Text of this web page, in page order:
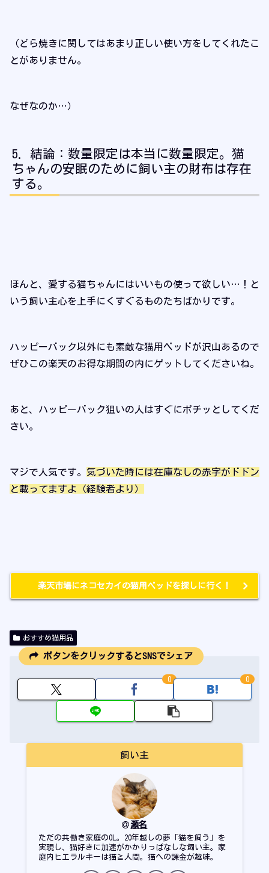
（どら焼きに関してはあまり正しい使い方をしてくれたこ
とがありません。
なぜなのか…）
結論：数量限定は本当に数量限定。猫
ちゃんの安眠のために飼い主の財布は存在
する。
ほんと、愛する猫ちゃんにはいいもの使って欲しい…！と
いう飼い主心を上手にくすぐるものたちばかりです。
ハッピーバック以外にも素敵な猫用ベッドが沢山あるので
ぜひこの楽天のお得な期間の内にゲットしてくださいね。
あと、ハッピーバック狙いの人はすぐにポチッとしてくだ
さい。
マジで人気です。 気づいた時には在庫なしの赤字がドドン
と載ってますよ（経験者より）
楽天市場にネコセカイの猫用ベッドを探しに行く！
おすすめ猫用品
ボタンをクリックするとSNSでシェア
0 0
飼い主
瀬名
ただの共働き家庭のOL。20年越しの夢「猫を飼う」を
実現し、猫好きに加速がかかりっぱなしな飼い主。家
庭内ヒエラルキーは猫≧人間。猫への課金が趣味。